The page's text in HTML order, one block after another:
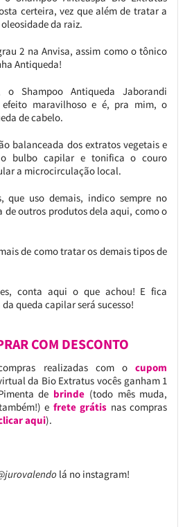
certeira, vez que além de tratar a
da raiz.
2 na Anvisa, assim como o tônico
Antiqueda!
o Shampoo Antiqueda Jaborandi
maravilhoso e é, pra mim, o
de cabelo.
balanceada dos extratos vegetais e
bulbo capilar e tonifica o couro
a microcirculação local.
que uso demais, indico sempre no
de outros produtos dela aqui, como o
de como tratar os demais tipos de
conta aqui o que achou! E fica
queda capilar será sucesso!
COM DESCONTO
realizadas com ocupom
da Bio Extratus vocês ganham 1
de brinde (todo mês muda,
e frete grátis nas compras
aqui).
lá no instagram!